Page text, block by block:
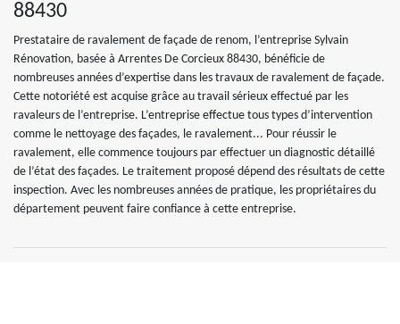
88430
Prestataire de ravalement de façade de renom, l’entreprise Sylvain
Rénovation, basée à Arrentes De Corcieux 88430, bénéficie de
nombreuses années d’expertise dans les travaux de ravalement de façade.
Cette notoriété est acquise grâce au travail sérieux effectué par les
ravaleurs de l’entreprise. L’entreprise effectue tous types d’intervention
comme le nettoyage des façades, le ravalement... Pour réussir le
ravalement, elle commence toujours par effectuer un diagnostic détaillé
de l’état des façades. Le traitement proposé dépend des résultats de cette
inspection. Avec les nombreuses années de pratique, les propriétaires du
département peuvent faire confiance à cette entreprise.